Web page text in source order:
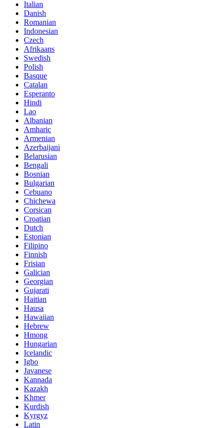
Italian
Danish
Romanian
Indonesian
Czech
Afrikaans
Swedish
Polish
Basque
Catalan
Esperanto
Hindi
Lao
Albanian
Amharic
Armenian
Azerbaijani
Belarusian
Bengali
Bosnian
Bulgarian
Cebuano
Chichewa
Corsican
Croatian
Dutch
Estonian
Filipino
Finnish
Frisian
Galician
Georgian
Gujarati
Haitian
Hausa
Hawaiian
Hebrew
Hmong
Hungarian
Icelandic
Igbo
Javanese
Kannada
Kazakh
Khmer
Kurdish
Kyrgyz
Latin